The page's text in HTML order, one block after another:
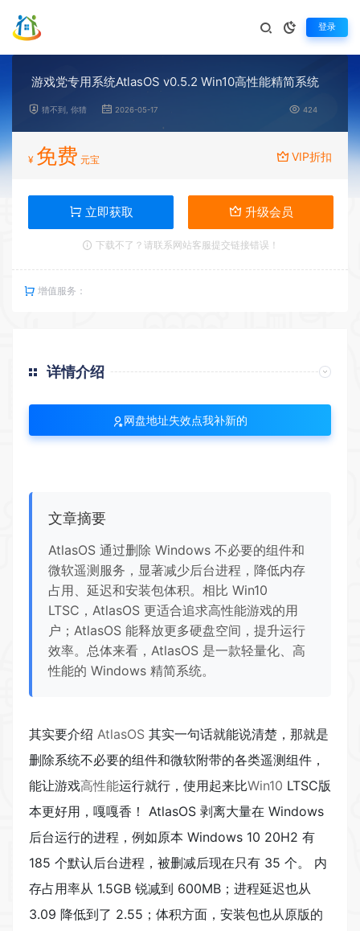
登录
游戏党专用系统AtlasOS v0.5.2 Win10高性能精简系统
猜不到, 你猜 2026-05-17 424
¥ 免费 元宝 VIP折扣
立即获取 升级会员
下载不了？请联系网站客服提交链接错误！
增值服务：
详情介绍
网盘地址失效点我补新的
文章摘要
AtlasOS 通过删除 Windows 不必要的组件和
微软遥测服务，显著减少后台进程，降低内存
占用、延迟和安装包体积。相比 Win10
LTSC，AtlasOS 更适合追求高性能游戏的用
户；AtlasOS 能释放更多硬盘空间，提升运行
效率。总体来看，AtlasOS 是一款轻量化、高
性能的 Windows 精简系统。
其实要介绍 AtlasOS 其实一句话就能说清楚，那就是
删除系统不必要的组件和微软附带的各类遥测组件，
能让游戏高性能运行就行，使用起来比Win10 LTSC版
本更好用，嘎嘎香！ AtlasOS 剥离大量在 Windows
后台运行的进程，例如原本 Windows 10 20H2 有
185 个默认后台进程，被删减后现在只有 35 个。 内
存占用率从 1.5GB 锐减到 600MB；进程延迟也从
3.09 降低到了 2.55；体积方面，安装包也从原版的